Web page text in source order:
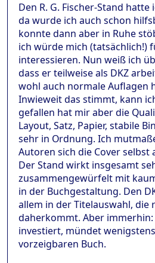
Den R. G. Fischer-Stand
da wurde ich auch schon
konnte dann aber in Ruhe
ich würde mich (tatsächlich!)
interessieren. Nun weiß ich
dass er teilweise als DKZ
wohl auch normale Auflagen
Inwieweit das stimmt, kann
gefallen hat mir aber die
Layout, Satz, Papier, stabile
sehr in Ordnung. Ich
Autoren sich die Cover selbst
Der Stand wirkt insgesamt
zusammengewürfelt mit
in der Buchgestaltung. Den
allem in der Titelauswahl, die
daherkommt. Aber
investiert, mündet
vorzeigbaren Buch.